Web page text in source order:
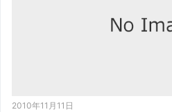
2010年11月11日